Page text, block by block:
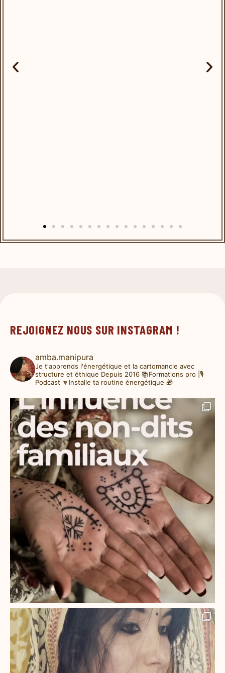
REJOIGNEZ NOUS SUR INSTAGRAM !
amba.manipura
Je t'apprends l'énergétique et la cartomancie avec
structure et éthique Depuis 2016 📚Formations pro |🎙️
Podcast 🔽Installe ta routine énergétique 🎁